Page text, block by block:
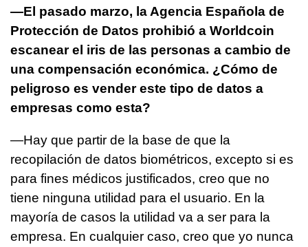
—El pasado marzo, la Agencia Española de
Protección de Datos prohibió a Worldcoin
escanear el iris de las personas a cambio de
una compensación económica. ¿Cómo de
peligroso es vender este tipo de datos a
empresas como esta?
—Hay que partir de la base de que la
recopilación de datos biométricos, excepto si es
para fines médicos justificados, creo que no
tiene ninguna utilidad para el usuario. En la
mayoría de casos la utilidad va a ser para la
empresa. En cualquier caso, creo que yo nunca